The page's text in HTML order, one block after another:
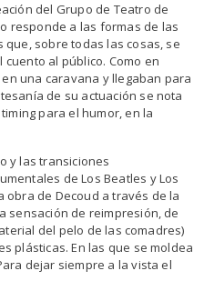
del Grupo de Teatro de
responde a las formas de las
que, sobre todas las cosas, se
al público. Como en
una caravana y llegaban para
de su actuación se nota
para el humor, en la
y las transiciones
de Los Beatles y Los
obra de Decoud a través de la
sensación de reimpresión, de
del pelo de las comadres)
plásticas. En las que se moldea
dejar siempre a la vista el